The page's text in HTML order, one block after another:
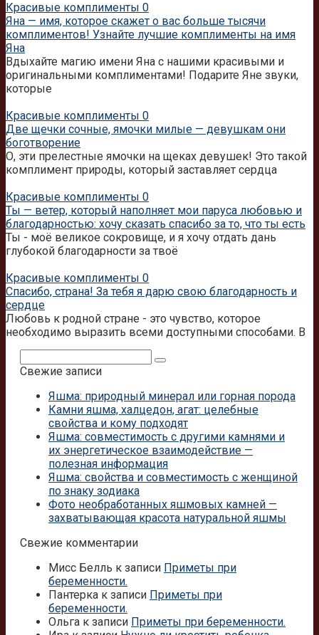
Красивые комплименты 0
Яна — имя, которое скажет о вас больше тысячи
комплиментов! Узнайте лучшие комплименты на имя
Яна
Вдыхайте магию имени Яна с нашими красивыми и
оригинальными комплиментами! Подарите Яне звуки,
которые
Красивые комплименты 0
Две щечки сочные, ямочки милые — девушкам они
боготворение
О, эти прелестные ямочки на щеках девушек! Это такой
комплимент природы, который заставляет сердца
Красивые комплименты 0
Ты — ветер, который наполняет мои паруса любовью и
благодарностью: хочу сказать спасибо за то, что ты есть
Ты - моё великое сокровище, и я хочу отдать дань
глубокой благодарности за твоё
Красивые комплименты 0
Спасибо, страна! За тебя я дарю свою благодарность и
сердце
Любовь к родной стране - это чувство, которое
необходимо выразить всеми доступными способами. В
Свежие записи
Яшма: природный минерал или горная порода
Камни яшма, халцедон, агат: целебные
свойства и кому подходят
Яшма: совместимость с другими камнями и
их энергетическое взаимодействие —
полезная информация
Яшма: свойства и совместимость с женщиной
по знаку зодиака
Фото необработанных яшмовых камней —
захватывающая красота натуральной яшмы
Свежие комментарии
Мисс Белль к записи Приметы при
беременности.
Пантерка к записи Приметы при
беременности.
Ольга к записи Приметы при беременности.